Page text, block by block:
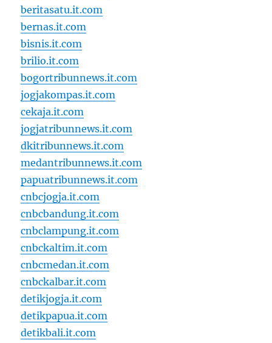
beritasatu.it.com
bernas.it.com
bisnis.it.com
brilio.it.com
bogortribunnews.it.com
jogjakompas.it.com
cekaja.it.com
jogjatribunnews.it.com
dkitribunnews.it.com
medantribunnews.it.com
papuatribunnews.it.com
cnbcjogja.it.com
cnbcbandung.it.com
cnbclampung.it.com
cnbckaltim.it.com
cnbcmedan.it.com
cnbckalbar.it.com
detikjogja.it.com
detikpapua.it.com
detikbali.it.com